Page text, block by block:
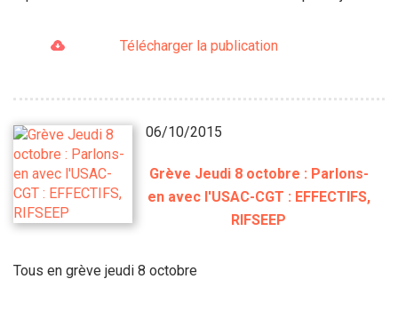
Télécharger la publication
06/10/2015
Grève Jeudi 8 octobre : Parlons-
en avec l'USAC-CGT : EFFECTIFS,
RIFSEEP
Tous en grève jeudi 8 octobre